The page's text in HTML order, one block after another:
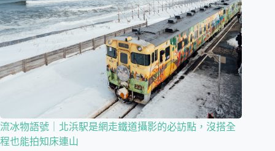
流冰物語號｜北浜駅是網走鐵道攝影的必訪點，沒搭全
程也能拍知床連山